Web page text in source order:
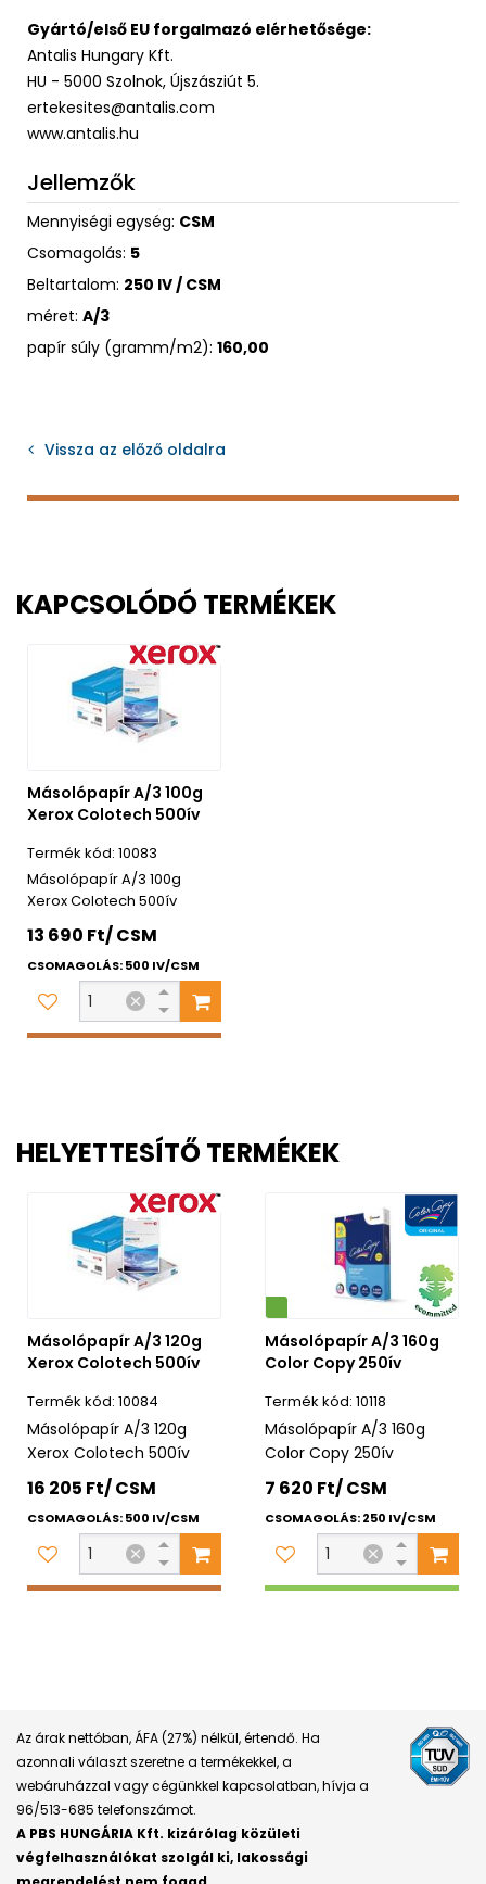
Gyártó/első EU forgalmazó elérhetősége:
Antalis Hungary Kft.
HU - 5000 Szolnok, Újszásziút 5.
ertekesites@antalis.com
www.antalis.hu
Jellemzők
Mennyiségi egység: CSM
Csomagolás: 5
Beltartalom: 250 IV / CSM
méret: A/3
papír súly (gramm/m2): 160,00
Vissza az előző oldalra
KAPCSOLÓDÓ TERMÉKEK
Másolópapír A/3 100g
Xerox Colotech 500ív
10083
Másolópapír A/3 100g
Xerox Colotech 500ív
13 690 Ft/ CSM
CSOMAGOLÁS: 500 IV/CSM
HELYETTESÍTŐ TERMÉKEK
Másolópapír A/3 120g
Xerox Colotech 500ív
10084
Másolópapír A/3 120g
Xerox Colotech 500ív
16 205 Ft/ CSM
CSOMAGOLÁS: 500 IV/CSM
Másolópapír A/3 160g
Color Copy 250ív
10118
Másolópapír A/3 160g
Color Copy 250ív
7 620 Ft/ CSM
CSOMAGOLÁS: 250 IV/CSM
Az árak nettóban, ÁFA (27%) nélkül, értendő. Ha
azonnali választ szeretne a termékekkel, a
webáruházzal vagy cégünkkel kapcsolatban, hívja a
96/513-685 telefonszámot.
A PBS HUNGÁRIA Kft. kizárólag közületi
végfelhasználókat szolgál ki, lakossági